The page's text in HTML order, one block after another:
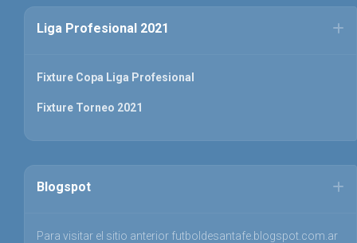
Liga Profesional 2021
Fixture Copa Liga Profesional
Fixture Torneo 2021
Blogspot
Para visitar el sitio anterior futboldesantafe.blogspot.com.ar